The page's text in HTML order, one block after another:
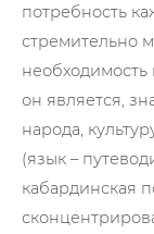
потребность
стремительно
он является,
народа,
(язык –
кабардинская